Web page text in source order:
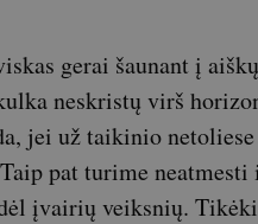
gerai šaunant į
neskristų virš
jei už taikinio netoliese
pat turime neatmesti
įvairių veiksnių.